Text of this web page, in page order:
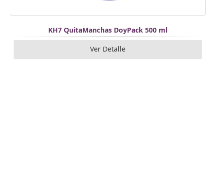
KH7 QuitaManchas DoyPack 500 ml
Ver Detalle